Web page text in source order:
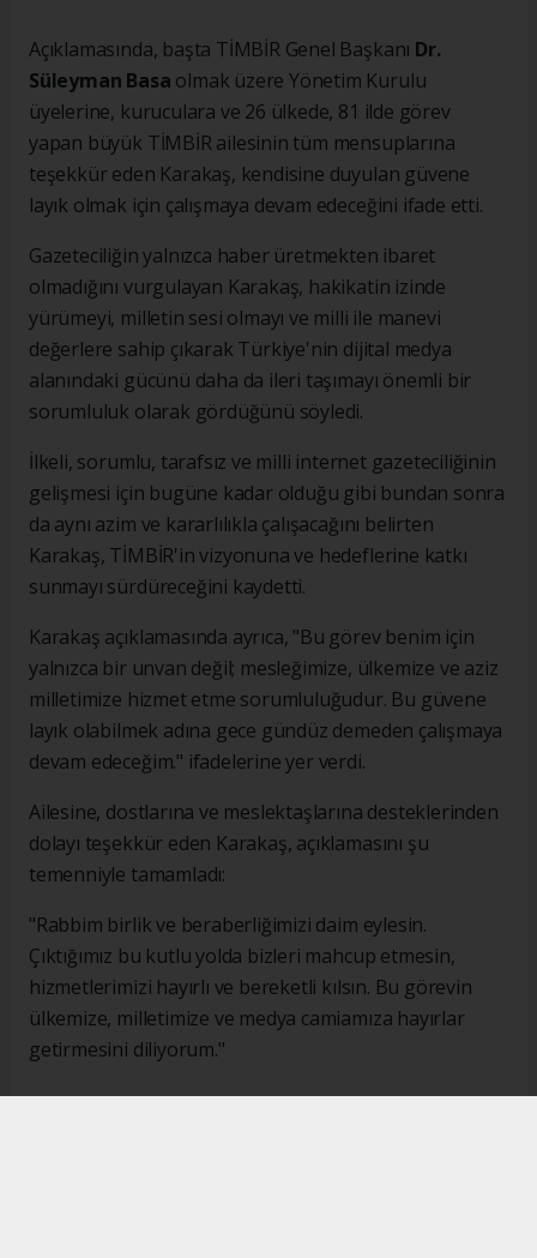
Açıklamasında, başta TİMBİR Genel Başkanı Dr.
Süleyman Basa olmak üzere Yönetim Kurulu
üyelerine, kuruculara ve 26 ülkede, 81 ilde görev
yapan büyük TİMBİR ailesinin tüm mensuplarına
teşekkür eden Karakaş, kendisine duyulan güvene
layık olmak için çalışmaya devam edeceğini ifade etti.
Gazeteciliğin yalnızca haber üretmekten ibaret
olmadığını vurgulayan Karakaş, hakikatin izinde
yürümeyi, milletin sesi olmayı ve milli ile manevi
değerlere sahip çıkarak Türkiye'nin dijital medya
alanındaki gücünü daha da ileri taşımayı önemli bir
sorumluluk olarak gördüğünü söyledi.
İlkeli, sorumlu, tarafsız ve milli internet gazeteciliğinin
gelişmesi için bugüne kadar olduğu gibi bundan sonra
da aynı azim ve kararlılıkla çalışacağını belirten
Karakaş, TİMBİR'in vizyonuna ve hedeflerine katkı
sunmayı sürdüreceğini kaydetti.
Karakaş açıklamasında ayrıca, "Bu görev benim için
yalnızca bir unvan değil; mesleğimize, ülkemize ve aziz
milletimize hizmet etme sorumluluğudur. Bu güvene
layık olabilmek adına gece gündüz demeden çalışmaya
devam edeceğim." ifadelerine yer verdi.
Ailesine, dostlarına ve meslektaşlarına desteklerinden
dolayı teşekkür eden Karakaş, açıklamasını şu
temenniyle tamamladı:
"Rabbim birlik ve beraberliğimizi daim eylesin.
Çıktığımız bu kutlu yolda bizleri mahcup etmesin,
hizmetlerimizi hayırlı ve bereketli kılsın. Bu görevin
ülkemize, milletimize ve medya camiamıza hayırlar
getirmesini diliyorum."